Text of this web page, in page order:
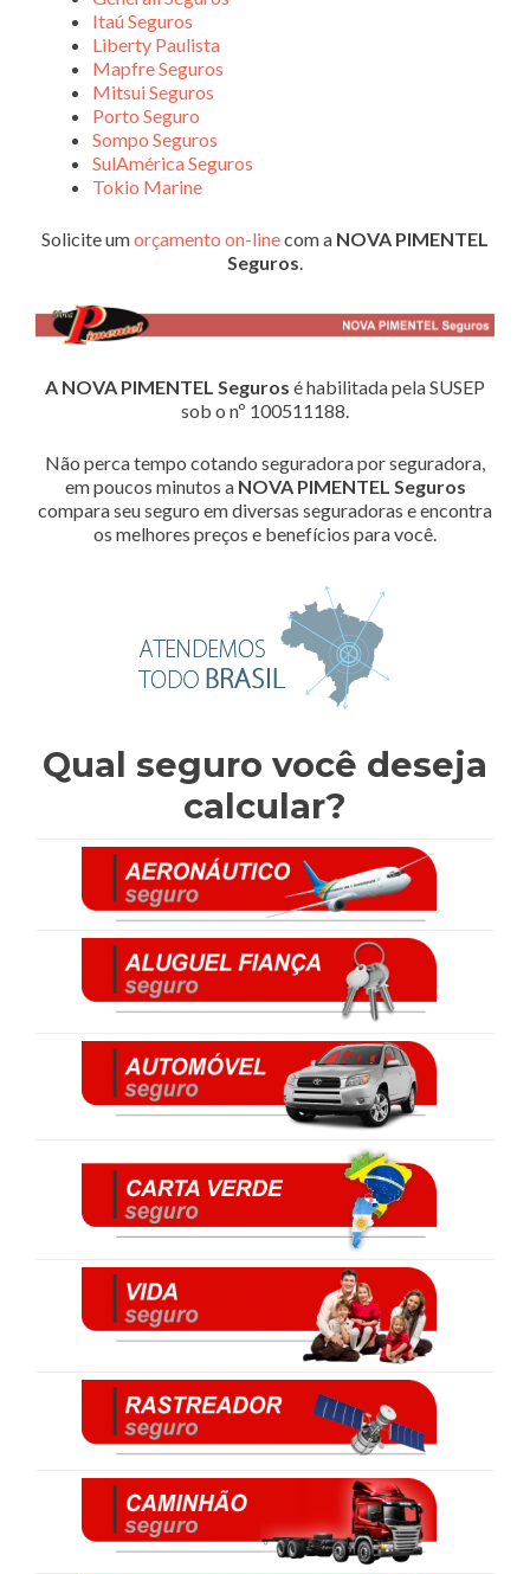
Itaú Seguros
Liberty Paulista
Mapfre Seguros
Mitsui Seguros
Porto Seguro
Sompo Seguros
SulAmérica Seguros
Tokio Marine
Solicite umorçamento on-linecom a NOVA PIMENTEL
Seguros.
A NOVA PIMENTEL Seguros é habilitada pela SUSEP
sob o nº 100511188.
Não perca tempo cotando seguradora por seguradora,
em poucos minutos a NOVA PIMENTEL Seguros
compara seu seguro em diversas seguradoras e encontra
os melhores preços e benefícios para você.
Qual seguro você deseja
calcular?